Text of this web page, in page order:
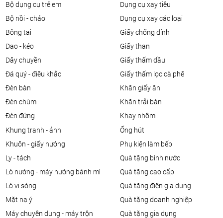
bộ dụng cụ trẻ em
bộ nồi - chảo
bông tai
dao - kéo
dây chuyền
đá quý - điêu khắc
đèn bàn
đèn chùm
đèn đứng
dụng cụ xay tiêu
dụng cụ xay các loại
giấy chống dính
giấy than
giấy thấm dầu
giấy thấm lọc cà phê
khăn giấy ăn
khăn trải bàn
khay nhôm
khung tranh - ảnh
khuôn - giấy nướng
ly - tách
lò nướng - máy nướng bánh mì
lò vi sóng
mặt nạ ý
máy chuyên dụng - máy trộn
ống hút
phụ kiện làm bếp
quà tặng bình nước
quà tặng cao cấp
quà tặng điện gia dụng
quà tặng doanh nghiệp
quà tặng gia dụng